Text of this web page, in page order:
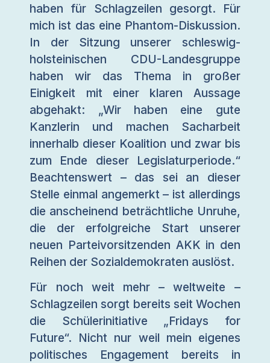
haben für Schlagzeilen gesorgt. Für
mich ist das eine Phantom-Diskussion.
In der Sitzung unserer schleswig-
holsteinischen CDU-Landesgruppe
haben wir das Thema in großer
Einigkeit mit einer klaren Aussage
abgehakt: „Wir haben eine gute
Kanzlerin und machen Sacharbeit
innerhalb dieser Koalition und zwar bis
zum Ende dieser Legislaturperiode.“
Beachtenswert – das sei an dieser
Stelle einmal angemerkt – ist allerdings
die anscheinend beträchtliche Unruhe,
die der erfolgreiche Start unserer
neuen Parteivorsitzenden AKK in den
Reihen der Sozialdemokraten auslöst.
Für noch weit mehr – weltweite –
Schlagzeilen sorgt bereits seit Wochen
die Schülerinitiative „Fridays for
Future“. Nicht nur weil mein eigenes
politisches Engagement bereits in